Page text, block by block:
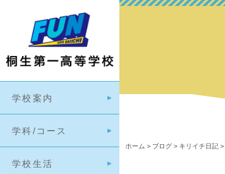
学校案内
学科/コース
学校生活
ホーム > ブログ > キリイチ日記 >